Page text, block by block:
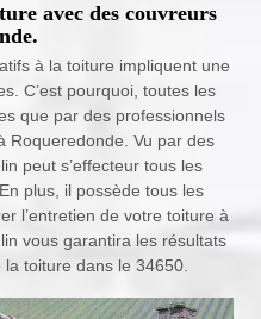
avec des couvreurs
à la toiture impliquent une
C’est pourquoi, toutes les
que par des professionnels
Roqueredonde. Vu par des
peut s’effecteur tous les
plus, il possède tous les
l’entretien de votre toiture à
vous garantira les résultats
la toiture dans le 34650.